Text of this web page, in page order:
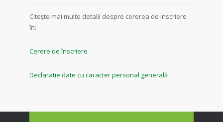
Citește mai multe detalii despre cererea de inscriere
în:
Cerere de înscriere
Declaratie date cu caracter personal generală